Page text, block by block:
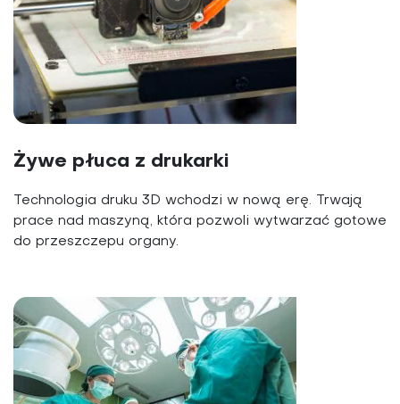
Żywe płuca z drukarki
Technologia druku 3D wchodzi w nową erę. Trwają
prace nad maszyną, która pozwoli wytwarzać gotowe
do przeszczepu organy.